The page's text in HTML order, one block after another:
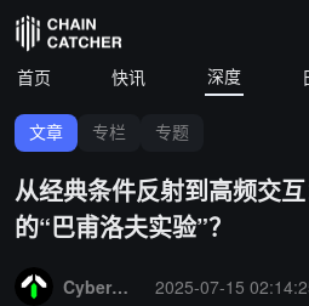
首页 快讯 深度
文章 专栏 专题
从经典条件反射到高频交
的“巴甫洛夫实验”？
CyberCharge
2025-07-15